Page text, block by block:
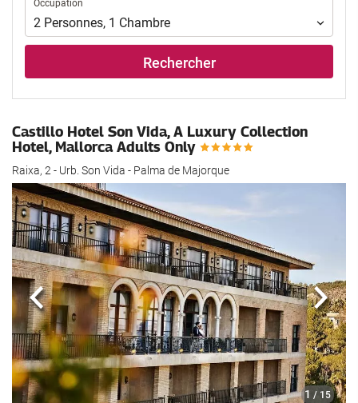
Occupation
2 Personnes, 1 Chambre
Rechercher
Castillo Hotel Son Vida, A Luxury Collection
Hotel, Mallorca Adults Only
Raixa, 2 - Urb. Son Vida - Palma de Majorque
1 / 15
Précédent